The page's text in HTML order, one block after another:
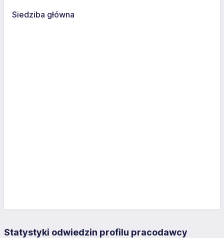
Siedziba główna
Statystyki odwiedzin profilu pracodawcy